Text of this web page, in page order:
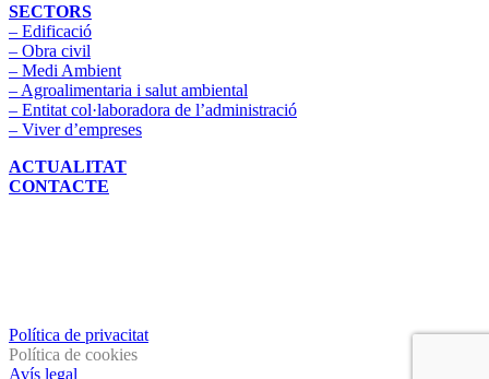
SECTORS
– Edificació
– Obra civil
– Medi Ambient
– Agroalimentaria i salut ambiental
– Entitat col·laboradora de l’administració
– Viver d’empreses
ACTUALITAT
CONTACTE
Política de privacitat
Política de cookies
Avís legal